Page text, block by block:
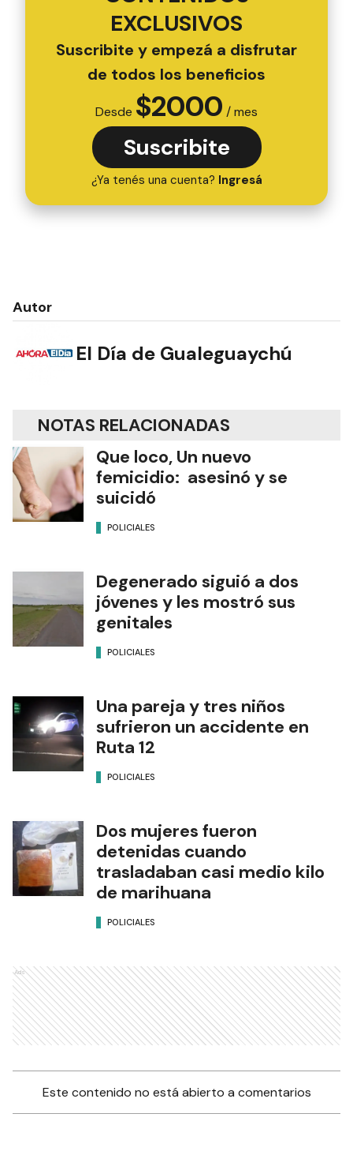
EXCLUSIVOS
Suscribite y empezá a disfrutar
de todos los beneficios
Desde $2000 / mes
Suscribite
¿Ya tenés una cuenta? Ingresá
Autor
El Día de Gualeguaychú
NOTAS RELACIONADAS
Que loco, Un nuevo
femicidio: asesinó y se
suicidó
POLICIALES
Degenerado siguió a dos
jóvenes y les mostró sus
genitales
POLICIALES
Una pareja y tres niños
sufrieron un accidente en
Ruta 12
POLICIALES
Dos mujeres fueron
detenidas cuando
trasladaban casi medio kilo
de marihuana
POLICIALES
Ads
Este contenido no está abierto a comentarios